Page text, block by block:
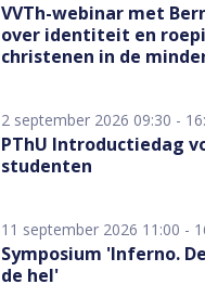
VVTh-webinar met
over identiteit en
christenen in de
2 september 2026 09:30 -
PThU Introductiedag
studenten
11 september 2026 11:00 -
Symposium 'Inferno.
de hel'